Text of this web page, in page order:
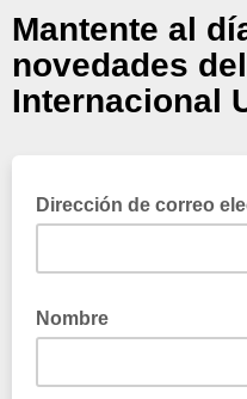
Mantente al
novedades
Internacional
Dirección de correo
Nombre